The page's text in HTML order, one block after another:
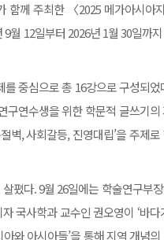
함께 주최한 〈2025 메가아시아
월 12일부터 2026년 1월 30일까
중심으로 총 16강으로 구성되었
구연수생을 위한 학문적 글쓰기
벽, 사회갈등, 진영대립’을 주제
폈다. 9월 26일에는 학술연구부
국사학과 교수인 권오영이 ‘바
와 아시아들’을 통해 지역 개념